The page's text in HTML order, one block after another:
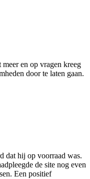
en op vragen kreeg
door te laten gaan.
dat hij op voorraad was.
de site nog even
Een positief